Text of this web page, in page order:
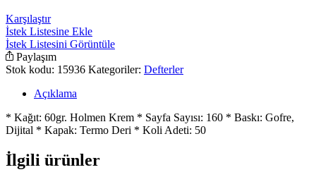
Karşılaştır
İstek Listesine Ekle
İstek Listesini Görüntüle
Paylaşım
Stok kodu: 15936 Kategoriler: Defterler
Açıklama
* Kağıt: 60gr. Holmen Krem * Sayfa Sayısı: 160 * Baskı: Gofre,
Dijital * Kapak: Termo Deri * Koli Adeti: 50
İlgili ürünler